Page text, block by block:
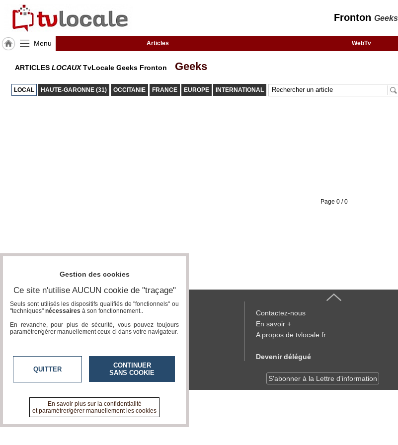
Fronton Geeks
Menu Articles WebTv
ACCUEIL
Médias
Blogs
Inscription
annuaire
pro
ARTICLES LOCAUXTvLocale Geeks Fronton Geeks
LOCAL HAUTE-GARONNE (31) OCCITANIE FRANCE EUROPE INTERNATIONAL
Page 0 / 0
tvlocale.fr
Contactez-nous
En savoir +
A propos de tvlocale.fr
Devenir délégué
S'abonner à la Lettre d'information
Gestion des cookies
Ce site n'utilise AUCUN cookie de "traçage"
Seuls sont utilisés les dispositifs qualifiés de "fonctionnels" ou
"techniques" nécessaires à son fonctionnement..
En revanche, pour plus de sécurité, vous pouvez toujours
paramétrer/gérer manuellement ceux-ci dans votre navigateur.
QUITTER
CONTINUER
SANS COOKIE
En savoir plus sur la confidentialité
et paramétrer/gérer manuellement les cookies